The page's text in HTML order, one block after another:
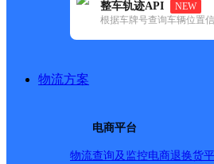
整车轨迹API
NEW
根据车牌号查询车辆位置
物流方案
电商平台
物流查询及监控电商退换货
网点筛选
中通快递(9)